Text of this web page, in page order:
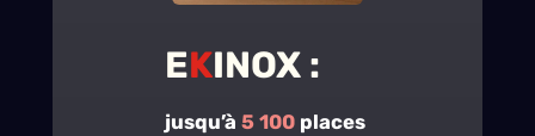
EKINOX :
jusqu’à 5 100places